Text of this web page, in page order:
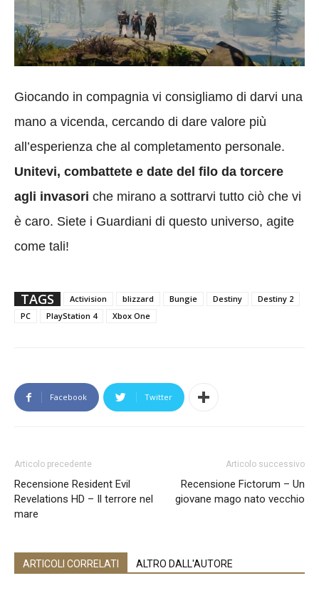
Giocando in compagnia vi consigliamo di darvi una
mano a vicenda, cercando di dare valore più
all’esperienza che al completamento personale.
Unitevi, combattete e date del filo da torcere
agli invasori che mirano a sottrarvi tutto ciò che vi
è caro. Siete i Guardiani di questo universo, agite
come tali!
TAGS Activision blizzard Bungie Destiny
Destiny 2
PC
PlayStation 4 Xbox One
Facebook Twitter
Articolo precedente
Recensione Resident Evil
Revelations HD – Il terrore nel
mare
Articolo successivo
Recensione Fictorum – Un
giovane mago nato vecchio
ARTICOLI CORRELATI ALTRO DALL'AUTORE